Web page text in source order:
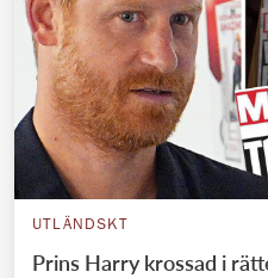
UTLÄNDSKT
Prins Harry krossad i